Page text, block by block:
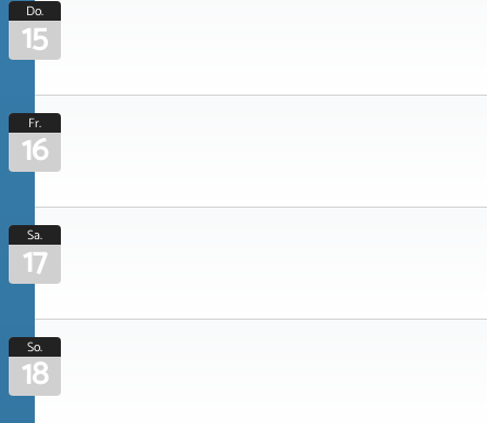
Do.
15
Fr.
16
Sa.
17
So.
18